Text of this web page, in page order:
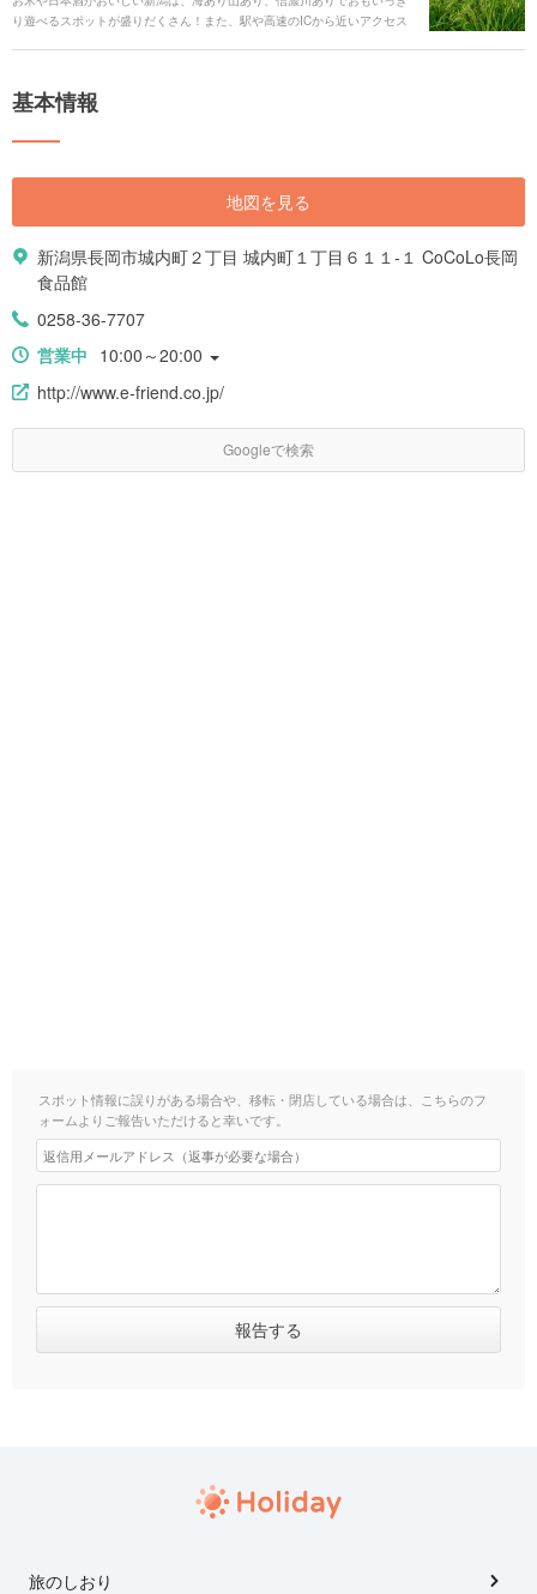
り遊べるスポットが盛りだくさん！また、駅や高速のICから近いアクセス
出かけしてみましょう。
基本情報
地図を見る
新潟県長岡市城内町２丁目 城内町１丁目６１１-１ CoCoLo長岡
食品館
0258-36-7707
営業中 10:00～20:00
http://www.e-friend.co.jp/
Googleで検索
スポット情報に誤りがある場合や、移転・閉店している場合は、こちらのフ
ォームよりご報告いただけると幸いです。
旅のしおり